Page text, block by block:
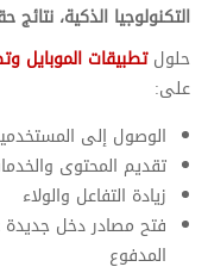
التكنولوجيا الذكية، نتائج
حلولتطبيقات الموبايل
على:
الوصول إلى
تقديم المحتوى
زيادة التفاعل والولاء
فتح مصادر دخل جديدة
المدفوع